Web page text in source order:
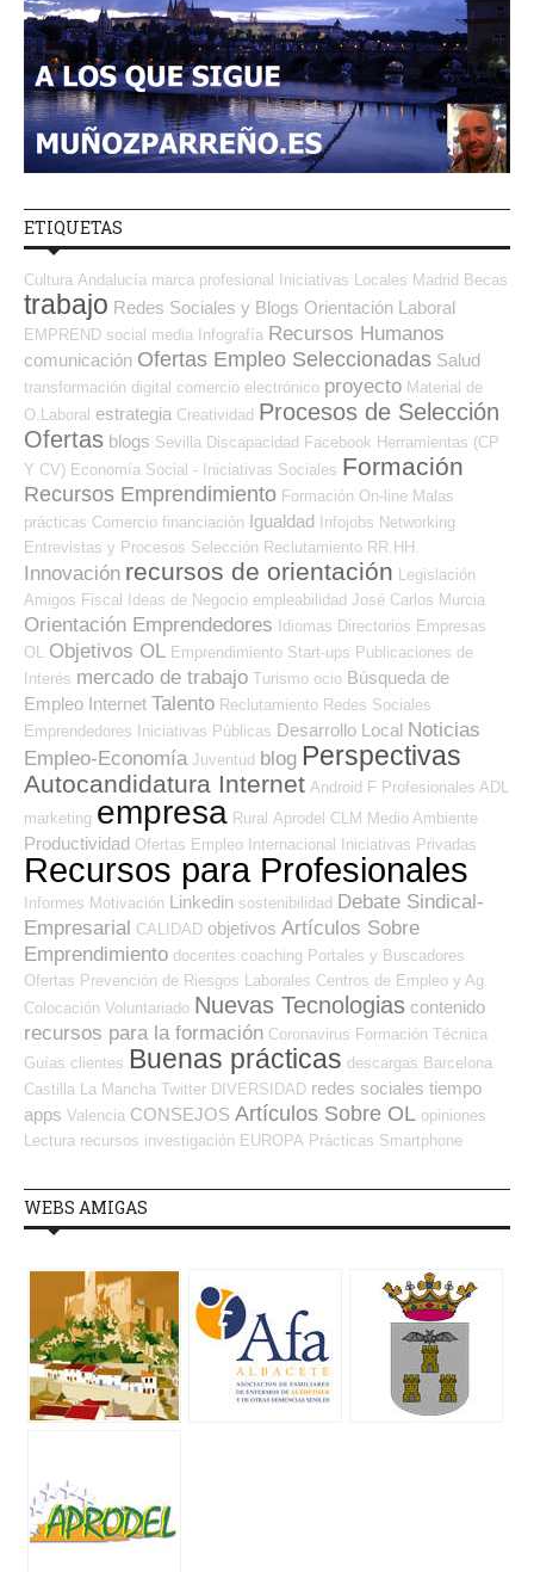
ETIQUETAS
Cultura Andalucía marca profesional Iniciativas Locales Madrid Becas
trabajo Redes Sociales y Blogs Orientación Laboral
EMPREND social media Infografía Recursos Humanos
comunicación Ofertas Empleo Seleccionadas Salud
transformación digital comercio electrónico proyecto Material de
O.Laboral estrategia Creatividad Procesos de Selección
Ofertas blogs Sevilla Discapacidad Facebook Herramientas (CP
Y CV) Economía Social - Iniciativas Sociales Formación
Recursos Emprendimiento Formación On-line Malas
prácticas Comercio financiación Igualdad Infojobs Networking
Entrevistas y Procesos Selección Reclutamiento RR.HH.
Innovación recursos de orientación
Legislación
Amigos Fiscal Ideas de Negocio empleabilidad José Carlos Murcia
Orientación Emprendedores Idiomas Directorios Empresas
OL
Objetivos OL Emprendimiento Start-ups Publicaciones de
Interés mercado de trabajo Turismo ocio Búsqueda de
Empleo Internet Talento Reclutamiento Redes Sociales
Emprendedores
Iniciativas Públicas Desarrollo Local Noticias
Empleo-Economía Juventud blog Perspectivas
Autocandidatura Internet Android F Profesionales ADL
marketing empresa Rural Aprodel CLM Medio Ambiente
Productividad Ofertas Empleo Internacional Iniciativas Privadas
Recursos para Profesionales
Informes Motivación Linkedin sostenibilidad Debate Sindical-
Empresarial CALIDAD objetivos Artículos Sobre
Emprendimiento docentes coaching Portales y Buscadores
Ofertas Prevención de Riesgos Laborales Centros de Empleo y Ag.
Colocación Voluntariado Nuevas Tecnologias contenido
recursos para la formación Coronavirus Formación Técnica
Guías clientes Buenas prácticas descargas Barcelona
Castilla La Mancha Twitter DIVERSIDAD redes sociales tiempo
apps Valencia CONSEJOS Artículos Sobre OL opiniones
Lectura recursos investigación EUROPA Prácticas Smartphone
WEBS AMIGAS